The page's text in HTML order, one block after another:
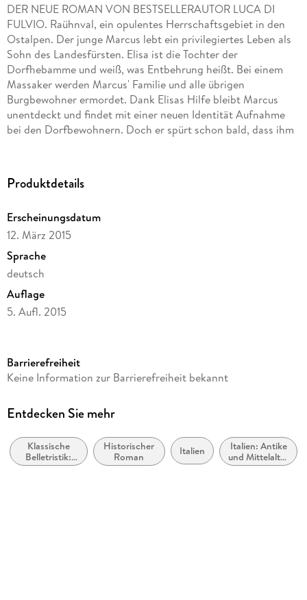
DER NEUE ROMAN VON BESTSELLERAUTOR LUCA DI
FULVIO. Raühnval, ein opulentes Herrschaftsgebiet in den
Ostalpen. Der junge Marcus lebt ein privilegiertes Leben als
Sohn des Landesfürsten. Elisa ist die Tochter der
Dorfhebamme und weiß, was Entbehrung heißt. Bei einem
Massaker werden Marcus' Familie und alle übrigen
Burgbewohner ermordet. Dank Elisas Hilfe bleibt Marcus
unentdeckt und findet mit einer neuen Identität Aufnahme
bei den Dorfbewohnern. Doch er spürt schon bald, dass ihm
Produktdetails
Erscheinungsdatum
12. März 2015
Sprache
deutsch
Auflage
5. Aufl. 2015
Reihe
Autor/Autorin
Übersetzung
Katharina Schmidt, Barbara Neeb
Barrierefreiheit
Keine Information zur Barrierefreiheit bekannt
Entdecken Sie mehr
Klassische
Belletristik:
allgemein und
Historischer
Roman
Italien
Italien: Antike
und Mittelalter
(ca. 500 v.